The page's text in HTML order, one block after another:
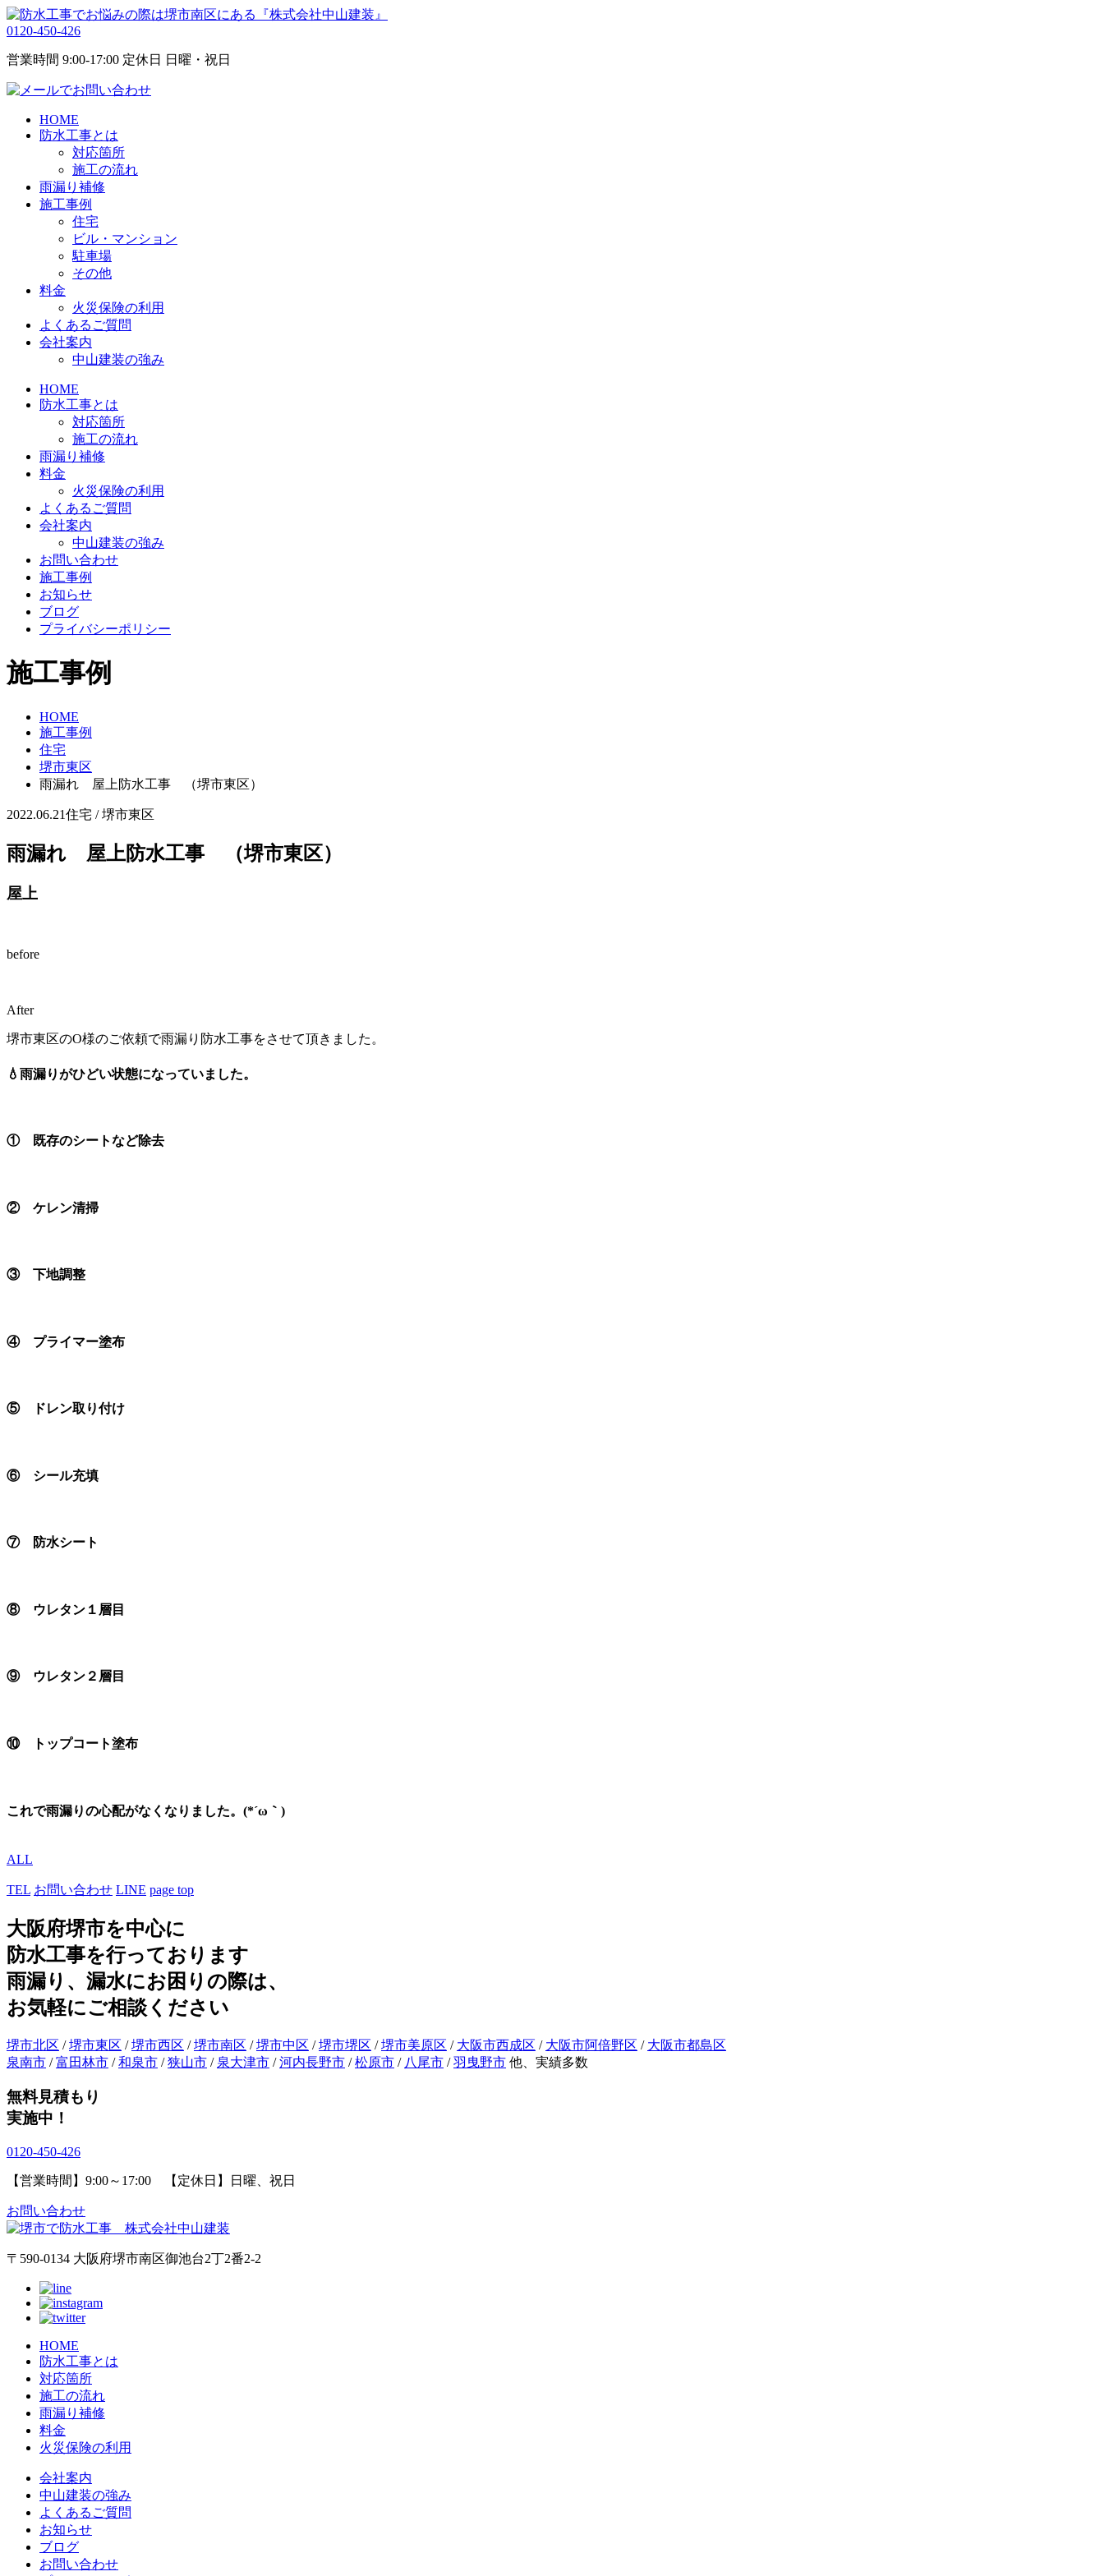
0120-450-426
営業時間 9:00-17:00 定休日 日曜・祝日
HOME
防水工事とは
対応箇所
施工の流れ
雨漏り補修
施工事例
住宅
ビル・マンション
駐車場
その他
料金
火災保険の利用
よくあるご質問
会社案内
中山建装の強み
HOME
防水工事とは
対応箇所
施工の流れ
雨漏り補修
料金
火災保険の利用
よくあるご質問
会社案内
中山建装の強み
お問い合わせ
施工事例
お知らせ
ブログ
プライバシーポリシー
施工事例
HOME
施工事例
住宅
堺市東区
雨漏れ 屋上防水工事 （堺市東区）
2022.06.21住宅 / 堺市東区
雨漏れ 屋上防水工事 （堺市東区）
屋上
before
After
堺市東区のO様のご依頼で雨漏り防水工事をさせて頂きました。
💧雨漏りがひどい状態になっていました。
① 既存のシートなど除去
② ケレン清掃
③ 下地調整
④ プライマー塗布
⑤ ドレン取り付け
⑥ シール充填
⑦ 防水シート
⑧ ウレタン１層目
⑨ ウレタン２層目
⑩ トップコート塗布
これで雨漏りの心配がなくなりました。(*´ω｀)
ALL
TEL お問い合わせ LINE page top
大阪府堺市を中心に
防水工事を行っております
雨漏り、漏水にお困りの際は、
お気軽にご相談ください
堺市北区 /堺市東区 /堺市西区 /堺市南区 /堺市中区 /堺市堺区 /堺市美原区 / 大阪市西成区 / 大阪市阿倍野区 / 大阪市都島区
泉南市 /富田林市 /和泉市 /狭山市 / 泉大津市 /河内長野市 /松原市 / 八尾市 /羽曳野市 他、実績多数
無料見積もり
実施中！
0120-450-426
【営業時間】9:00～17:00 【定休日】日曜、祝日
お問い合わせ
〒590-0134 大阪府堺市南区御池台2丁2番2-2
HOME
防水工事とは
対応箇所
施工の流れ
雨漏り補修
料金
火災保険の利用
会社案内
中山建装の強み
よくあるご質問
お知らせ
ブログ
お問い合わせ